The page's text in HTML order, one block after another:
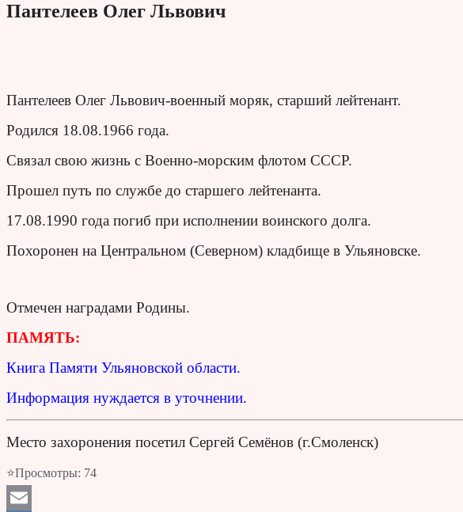
Пантелеев Олег Львович
Пантелеев Олег Львович-военный моряк, старший лейтенант.
Родился 18.08.1966 года.
Связал свою жизнь с Военно-морским флотом СССР.
Прошел путь по службе до старшего лейтенанта.
17.08.1990 года погиб при исполнении воинского долга.
Похоронен на Центральном (Северном) кладбище в Ульяновске.
Отмечен наградами Родины.
ПАМЯТЬ:
Книга Памяти Ульяновской области.
Информация нуждается в уточнении.
Место захоронения посетил Сергей Семёнов (г.Смоленск)
⭐Просмотры: 74